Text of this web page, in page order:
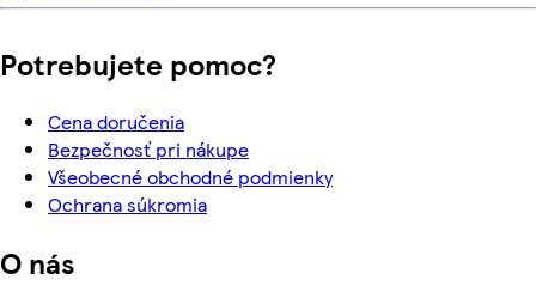
Potrebujete pomoc?
Cena doručenia
Bezpečnosť pri nákupe
Všeobecné obchodné podmienky
Ochrana súkromia
O nás